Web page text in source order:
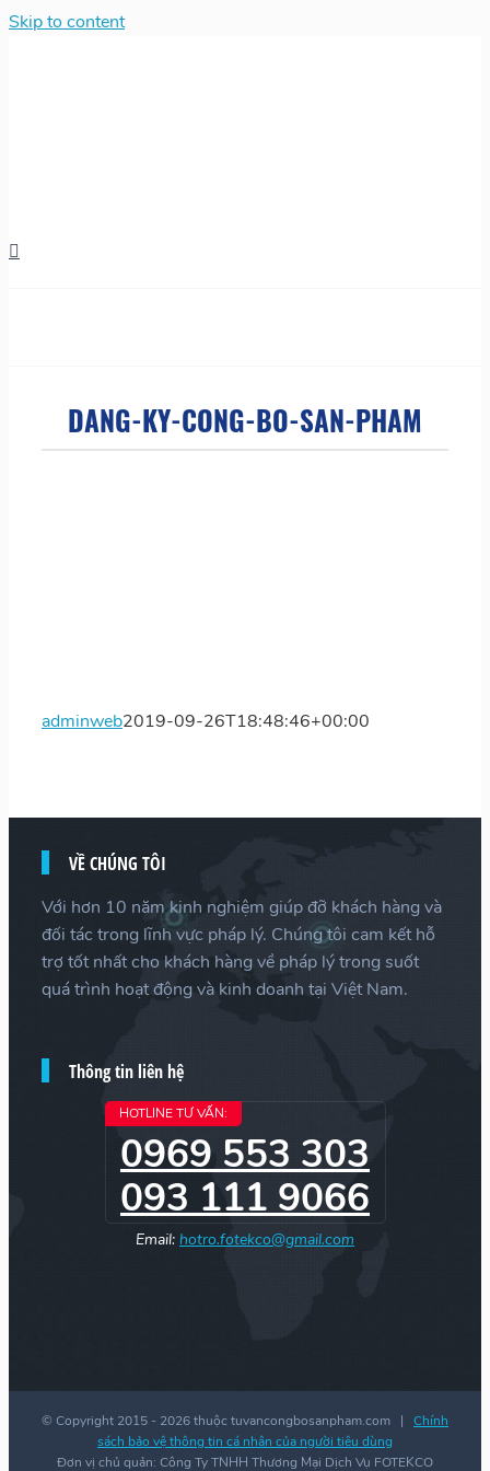
Skip to content
DANG-KY-CONG-BO-SAN-PHAM
adminweb2019-09-26T18:48:46+00:00
VỀ CHÚNG TÔI
Với hơn 10 năm kinh nghiệm giúp đỡ khách hàng và
đối tác trong lĩnh vực pháp lý. Chúng tôi cam kết hỗ
trợ tốt nhất cho khách hàng về pháp lý trong suốt
quá trình hoạt động và kinh doanh tại Việt Nam.
Thông tin liên hệ
HOTLINE TƯ VẤN:
0969 553 303
093 111 9066
Email: hotro.fotekco@gmail.com
© Copyright 2015 - 2026 thuộc tuvancongbosanpham.com | Chính
sách bảo vệ thông tin cá nhân của người tiêu dùng
Đơn vị chủ quản: Công Ty TNHH Thương Mại Dịch Vụ FOTEKCO